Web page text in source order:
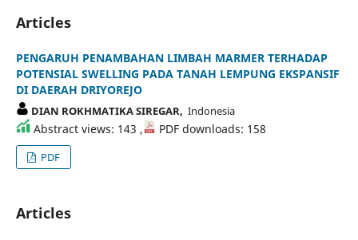
Articles
PENGARUH PENAMBAHAN LIMBAH MARMER TERHADAP
POTENSIAL SWELLING PADA TANAH LEMPUNG EKSPANSIF
DI DAERAH DRIYOREJO
DIAN ROKHMATIKA SIREGAR, Indonesia
Abstract views: 143 , PDF downloads: 158
PDF
Articles